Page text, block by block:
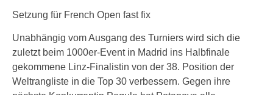
Setzung für French Open fast fix
Unabhängig vom Ausgang des Turniers wird sich die
zuletzt beim 1000er-Event in Madrid ins Halbfinale
gekommene Linz-Finalistin von der 38. Position der
Weltrangliste in die Top 30 verbessern. Gegen ihre